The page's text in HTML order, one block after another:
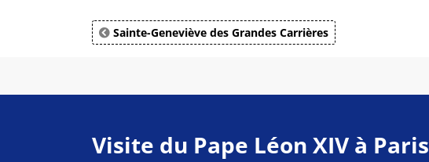
Sainte-Geneviève des Grandes Carrières
Visite du Pape Léon XIV à Paris